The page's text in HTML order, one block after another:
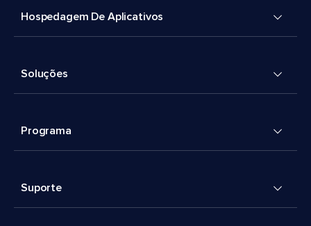
Hospedagem De Aplicativos
Soluções
Programa
Suporte